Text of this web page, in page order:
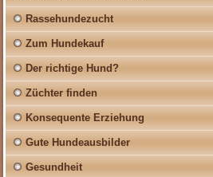
Rassehundezucht
Zum Hundekauf
Der richtige Hund?
Züchter finden
Konsequente Erziehung
Gute Hundeausbilder
Gesundheit